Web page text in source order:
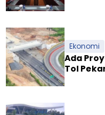
Ekonomi
Ada
Tol